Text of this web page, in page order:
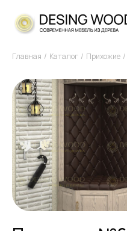
Главная Каталог Прихожие